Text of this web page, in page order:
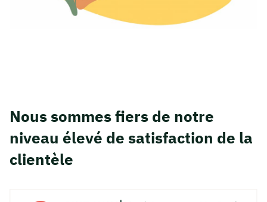
Nous sommes fiers de notre
niveau élevé de satisfaction de la
clientèle